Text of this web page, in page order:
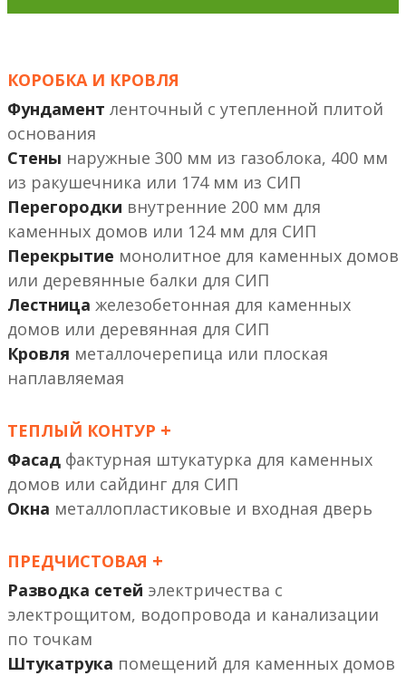
КОРОБКА И КРОВЛЯ
Фундамент ленточный с утепленной плитой
основания
Стены наружные 300 мм из газоблока, 400 мм
из ракушечника или 174 мм из СИП
Перегородки внутренние 200 мм
или 124 мм
Перекрытие монолитное
или деревянные балки
Лестница железобетонная
или деревянная
Кровля металлочерепица или плоская
наплавляемая
ТЕПЛЫЙ КОНТУР +
Фасад фактурная штукатурка
или сайдинг
Окна металлопластиковые и входная дверь
ПРЕДЧИСТОВАЯ +
Разводка сетей электричества с
электрощитом, водопровода и канализации
по точкам
Штукатрука помещений